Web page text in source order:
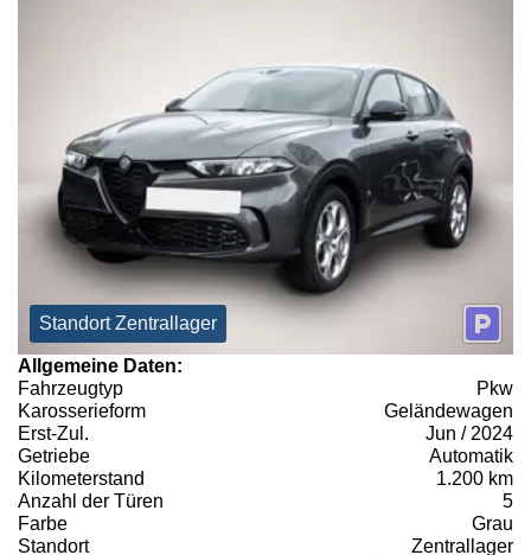
Standort Zentrallager
Allgemeine Daten:
Fahrzeugtyp
Pkw
Karosserieform
Geländewagen
Erst-Zul.
Jun / 2024
Getriebe
Automatik
Kilometerstand
1.200 km
Anzahl der Türen
5
Farbe
Grau
Standort
Zentrallager